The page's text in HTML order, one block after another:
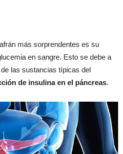
más sorprendentes es su
en sangre. Esto se debe a
las sustancias típicas del
de insulina en el páncreas.